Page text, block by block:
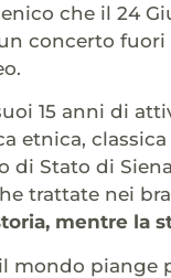
che il 24
concerto
15 anni di
etnica,
di Stato di
trattate nei
mentre la
mondo piange